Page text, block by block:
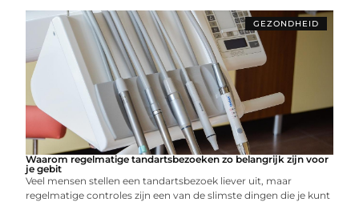
GEZONDHEID
Waarom regelmatige tandartsbezoeken zo belangrijk zijn voor
je gebit
Veel mensen stellen een tandartsbezoek liever uit, maar
regelmatige controles zijn een van de slimste dingen die je kunt